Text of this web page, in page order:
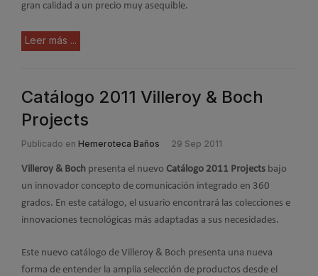
gran calidad a un precio muy asequible.
Leer más ...
Catálogo 2011 Villeroy & Boch
Projects
Publicado en Hemeroteca Baños 29 Sep 2011
Villeroy & Boch presenta el nuevo Catálogo 2011 Projects bajo
un innovador concepto de comunicación integrado en 360
grados. En este catálogo, el usuario encontrará las colecciones e
innovaciones tecnológicas más adaptadas a sus necesidades.
Este nuevo catálogo de Villeroy & Boch presenta una nueva
forma de entender la amplia selección de productos desde el